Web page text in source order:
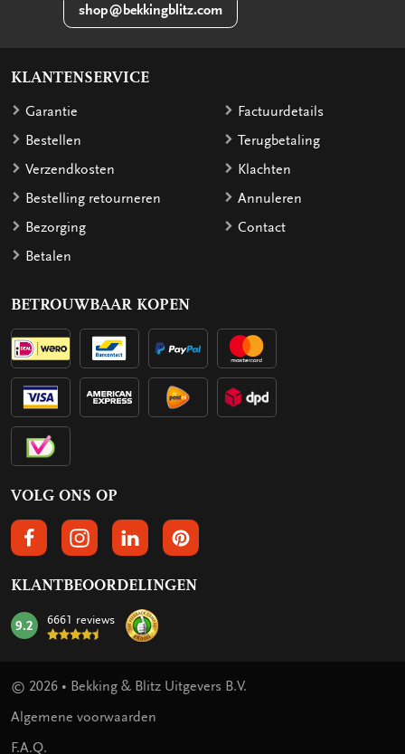
shop@bekkingblitz.com
KLANTENSERVICE
Garantie
Bestellen
Verzendkosten
Bestelling retourneren
Bezorging
Betalen
Factuurdetails
Terugbetaling
Klachten
Annuleren
Contact
BETROUWBAAR KOPEN
VOLG ONS OP
VOLGS ONS OP FACEBOOK
VOLG ONS OP INSTAGRAM
VOLG ONS OP LINKEDIN
VOLG ONS OP PINTEREST
KLANTBEOORDELINGEN
mark:
9.2 6661 reviews
© 2026 • Bekking & Blitz Uitgevers B.V.
Algemene voorwaarden
F.A.Q.